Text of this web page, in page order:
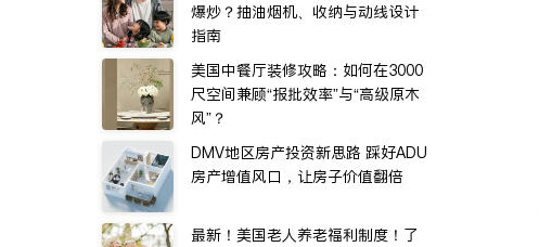
爆炒？抽油烟机、收纳与动线设计
指南
美国中餐厅装修攻略：如何在3000
尺空间兼顾“报批效率”与“高级原木
风”？
DMV地区房产投资新思路 踩好ADU
房产增值风口，让房子价值翻倍
最新！美国老人养老福利制度！了